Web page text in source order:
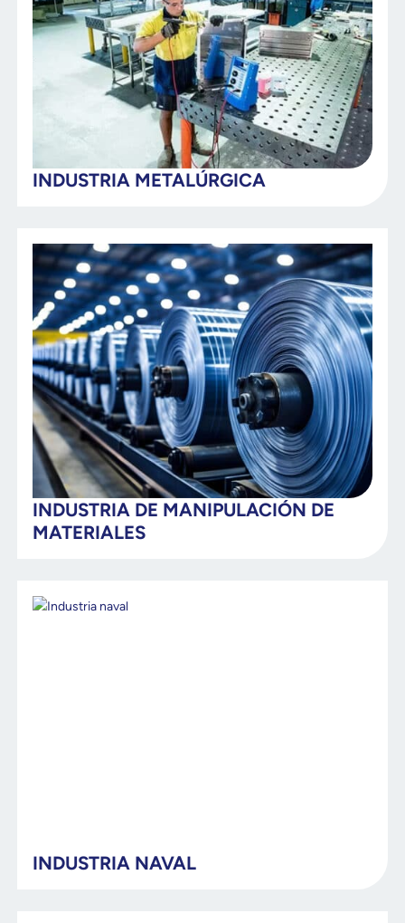
INDUSTRIA METALÚRGICA
INDUSTRIA DE MANIPULACIÓN DE
MATERIALES
INDUSTRIA NAVAL